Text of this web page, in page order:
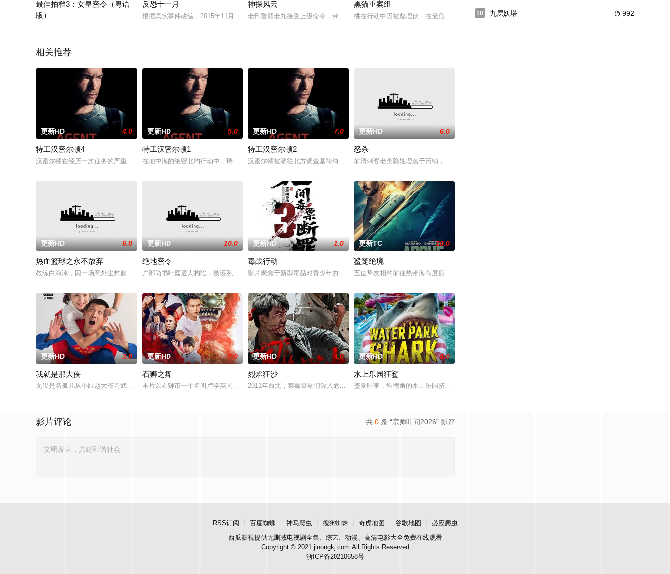
最佳拍档3：女皇密令（粤语
版）
反恐十一月
根据真实事件改编，2015年11月巴黎发生一系列史无前例致命袭击事件。首席指挥官...
神探风云
老刑警顾老九接受上级命令，带领文楠和方小米开办无忧事务所掩护身份，追查假钞案件。无忧事务所表面帮助客户排忧解难，解决生活
黑猫重案组
桃在行动中因被彪埋伏，在最危急关头，幸有民舍身相救，桃才化险为夷。但自后，桃每次行动都失败，更失
相关推荐
更新HD 4.0
特工汉密尔顿4
汉密尔顿在经历一次任务的严重后果后，陷入了自我毁灭的状态。然而，他被说服去执行他最擅长的任务——前往波兰找回一个掌握重要
更新HD 5.0
特工汉密尔顿1
在地中海的绝密北约行动中，瑞典攻击潜水员遇害。汉密尔顿，受害者的老友，前往法国土伦军事基地展开调查。他与克里斯汀伪装身份
更新HD 7.0
特工汉密尔顿2
汉密尔顿被派往北方调查基律纳太空项目的间谍行为，同时发现有人从瑞典窃取秘密武器材料。他被调至布鲁塞尔担任国防部长保镖，而
更新HD 6.0
怒杀
前清刺客老吴隐姓埋名于药铺，却为守护单亲母女小茜和依依，被迫出手击杀黑帮一伙而暴露身份。幕后黑手
更新HD 6.0
热血篮球之永不放弃
教练白海冰，因一场意外尘封篮球梦。为完成病危师兄的嘱托，他接手一支被嘲为“无胜利队”的业余球队。当一群问题少年遇上背负阴
更新HD 10.0
绝地密令
户部尚书叶庭遭人构陷，被诬私贪国库银两，身陷囹圄在即，叶庭急召其子叶护相见。叶护心知父亲蒙冤，却无力翻案，只得冒险护送父
更新HD 1.0
毒战行动
影片聚焦于新型毒品对青少年的危害，对社会秩序的破坏为主题，旨在通过电影让观众意识到毒品的可怕，着重塑造了缉毒警察在危险环
更新TC 10.0
鲨笼绝境
五位挚友相约前往热带海岛度假，计划在碧蓝海域中体验刺激的鲨鱼笼潜水，同时享受奢靡的派对狂欢。然而
更新HD 3.0
我就是那大侠
无畏是名孤儿从小跟赵大爷习武收废品，做事一根筋的他总被误解。在经历一次重大事件后，被迫加入保健品公司，实现了自我价值体验
更新HD 7.0
石狮之舞
本片以石狮市一个名叫卢学英的年轻人为主人公，以他的一段人生经历为媒介。讲述了石狮当地非物质文化遗产——石狮狮阵，是如何传
更新HD 4.0
烈焰狂沙
2011年西北，禁毒警察们深入危险境地，与毒贩展开了一场惊心动魄的较量。三年后，杨天追查战友马超遇害案件，抽丝剥茧，掀出
更新HD 5.0
水上乐园狂鲨
盛夏旺季，科德角的水上乐园挤满了消暑游客，一群凶猛的大白鲨突然闯入园区水域，把整片游乐区变成了开
共 0 条 “宗师叶问2026” 影评
影片评论
10  992
九层妖塔
RSS订阅 百度蜘蛛 神马爬虫 搜狗蜘蛛 奇虎地图 谷歌地图
必应爬虫
西瓜影视提供无删减电视剧全集、综艺、动漫、高清电影大全免费在线观看
Copyright © 2021 jinongkj.com All Rights Reserved
浙ICP备20210658号